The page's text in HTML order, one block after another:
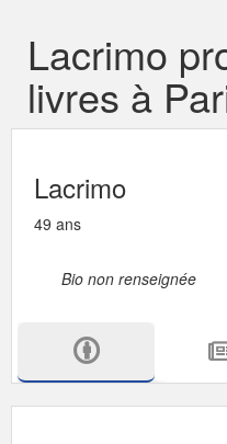
Lacrimo
livres à
Lacrimo
49 ans
Bio non renseignée